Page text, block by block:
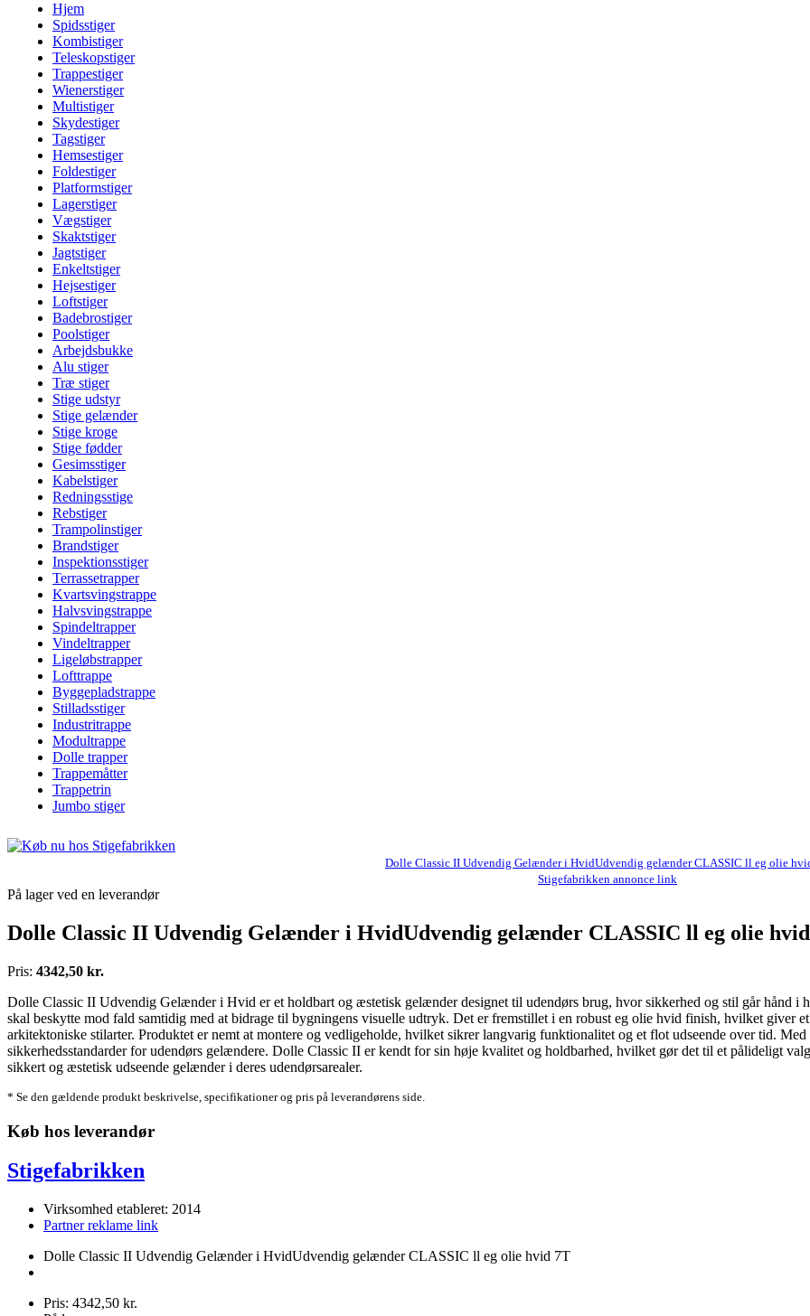
Hjem
Spidsstiger
Kombistiger
Teleskopstiger
Trappestiger
Wienerstiger
Multistiger
Skydestiger
Tagstiger
Hemsestiger
Foldestiger
Platformstiger
Lagerstiger
Vægstiger
Skaktstiger
Jagtstiger
Enkeltstiger
Hejsestiger
Loftstiger
Badebrostiger
Poolstiger
Arbejdsbukke
Alu stiger
Træ stiger
Stige udstyr
Stige gelænder
Stige kroge
Stige fødder
Gesimsstiger
Kabelstiger
Redningsstige
Rebstiger
Trampolinstiger
Brandstiger
Inspektionsstiger
Terrassetrapper
Kvartsvingstrappe
Halvsvingstrappe
Spindeltrapper
Vindeltrapper
Ligeløbstrapper
Lofttrappe
Byggepladstrappe
Stilladsstiger
Industritrappe
Modultrappe
Dolle trapper
Trappemåtter
Trappetrin
Jumbo stiger
Dolle Classic II Udvendig Gelænder i HvidUdvendig gelænder CLASSIC ll eg olie
Stigefabrikken annonce link
På lager ved en leverandør
Dolle Classic II Udvendig Gelænder i HvidUdvendig gelænder CLASSIC ll eg olie
Pris: 4342,50 kr.
Dolle Classic II Udvendig Gelænder i Hvid er et holdbart og æstetisk gelænder designet til udendørs brug, hvor sikkerhed og stil går hånd i
skal beskytte mod fald samtidig med at bidrage til bygningens visuelle udtryk. Det er fremstillet i en robust eg olie hvid finish, hvilket giver
arkitektoniske stilarter. Produktet er nemt at montere og vedligeholde, hvilket sikrer langvarig funktionalitet og et flot udseende over tid.
sikkerhedsstandarder for udendørs gelændere. Dolle Classic II er kendt for sin høje kvalitet og holdbarhed, hvilket gør det til et pålideligt
sikkert og æstetisk udseende gelænder i deres udendørsarealer.
* Se den gældende produkt beskrivelse, specifikationer og pris på leverandørens side.
Køb hos leverandør
Stigefabrikken
Virksomhed etableret: 2014
Partner reklame link
Dolle Classic II Udvendig Gelænder i HvidUdvendig gelænder CLASSIC ll eg olie hvid 7T
Pris: 4342,50 kr.